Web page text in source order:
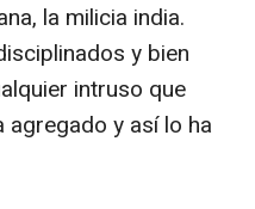
la milicia india.
y bien
intruso que
agregado y así lo ha